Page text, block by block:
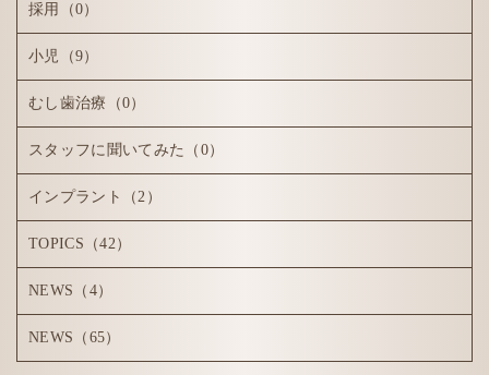
採用 （0）
小児 （9）
むし歯治療 （0）
スタッフに聞いてみた （0）
インプラント （2）
TOPICS （42）
NEWS （4）
NEWS （65）